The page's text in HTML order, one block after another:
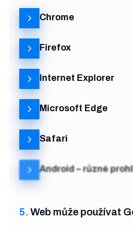
Chrome
Firefox
Internet Explorer
Microsoft Edge
Safari
Android – různé
5. Web může používat